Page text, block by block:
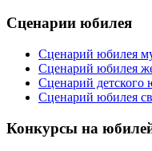
Сценарии юбилея
Сценарий юбилея
Сценарий юбилея
Сценарий детского
Сценарий юбилея
Конкурсы на